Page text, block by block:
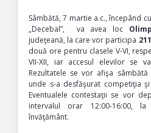
Sâmbătă, 7 martie a.c., începând
„Decebal”, va avea loc
judeţeană, la care vor participa 211
două ore pentru clasele V-VI,
VII-XII, iar accesul elevilor se
Rezultatele se vor afişa
unde s-a desfăşurat competiţia
Eventualele contestaţii se vor
intervalul orar 12:00-16:00,
învăţământ.